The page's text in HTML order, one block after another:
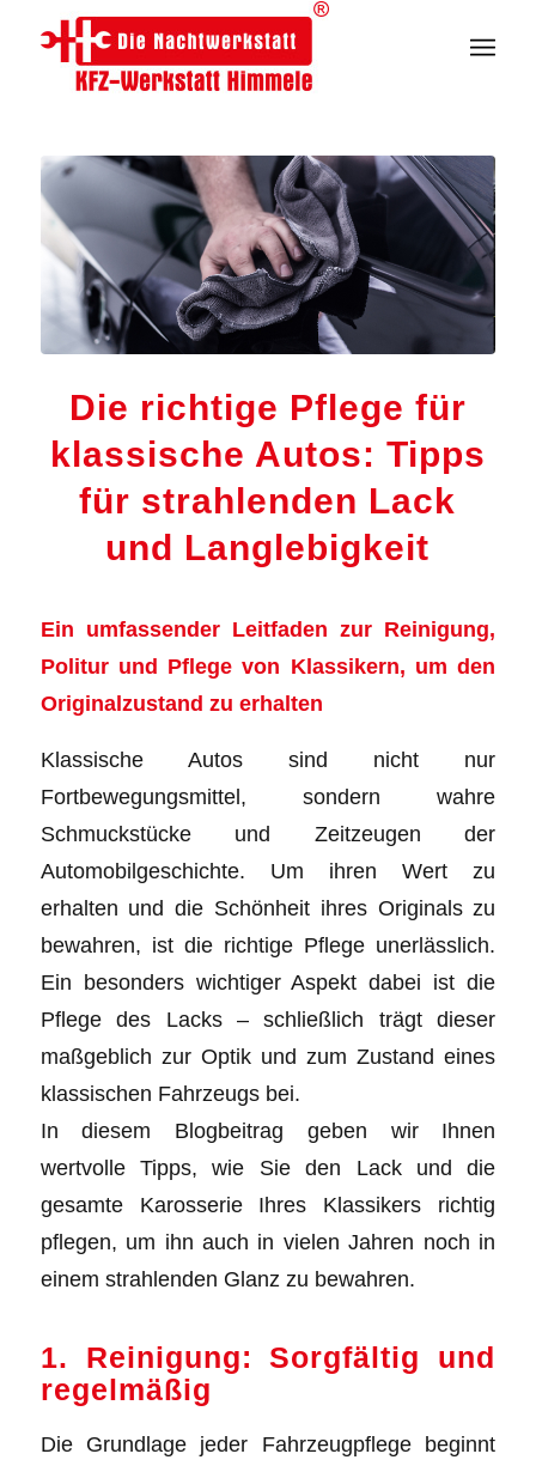
Die richtige Pflege für
klassische Autos: Tipps
für strahlenden Lack
und Langlebigkeit
Ein umfassender Leitfaden zur Reinigung,
Politur und Pflege von Klassikern, um den
Originalzustand zu erhalten
Klassische Autos sind nicht nur
Fortbewegungsmittel, sondern wahre
Schmuckstücke und Zeitzeugen der
Automobilgeschichte. Um ihren Wert zu
erhalten und die Schönheit ihres Originals zu
bewahren, ist die richtige Pflege unerlässlich.
Ein besonders wichtiger Aspekt dabei ist die
Pflege des Lacks – schließlich trägt dieser
maßgeblich zur Optik und zum Zustand eines
klassischen Fahrzeugs bei.
In diesem Blogbeitrag geben wir Ihnen
wertvolle Tipps, wie Sie den Lack und die
gesamte Karosserie Ihres Klassikers richtig
pflegen, um ihn auch in vielen Jahren noch in
einem strahlenden Glanz zu bewahren.
1. Reinigung: Sorgfältig und
regelmäßig
Die Grundlage jeder Fahrzeugpflege beginnt